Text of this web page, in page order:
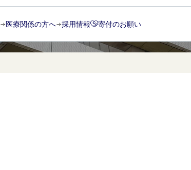
医療関係の方へ 採用情報 寄付のお願い